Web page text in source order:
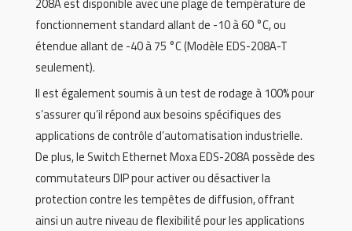
fonctionnement standard allant de -10 à 60 °C, ou
étendue allant de -40 à 75 °C (Modèle EDS-208A-T
seulement).
Il est également soumis à un test de rodage à 100% pour
s’assurer qu’il répond aux besoins spécifiques des
applications de contrôle d’automatisation industrielle.
De plus, le Switch Ethernet Moxa EDS-208A possède des
commutateurs DIP pour activer ou désactiver la
protection contre les tempêtes de diffusion, offrant
ainsi un autre niveau de flexibilité pour les applications